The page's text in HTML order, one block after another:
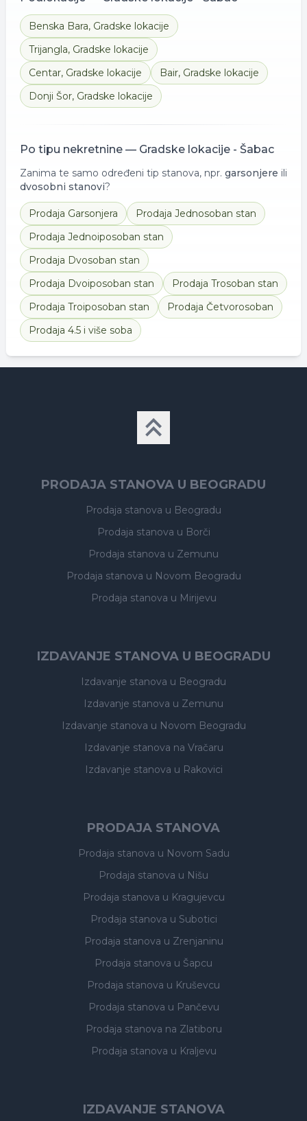
Benska Bara, Gradske lokacije
Trijangla, Gradske lokacije
Centar, Gradske lokacije Bair, Gradske lokacije
Donji Šor, Gradske lokacije
Po tipu nekretnine — Gradske lokacije - Šabac
Zanima te samo određeni tip stanova, npr. garsonjere ili
dvosobni stanovi?
Prodaja Garsonjera Prodaja Jednosoban stan
Prodaja Jednoiposoban stan
Prodaja Dvosoban stan
Prodaja Dvoiposoban stan Prodaja Trosoban stan
Prodaja Troiposoban stan Prodaja Četvorosoban
Prodaja 4.5 i više soba
PRODAJA STANOVA U BEOGRADU
Prodaja stanova u Beogradu
Prodaja stanova u Borči
Prodaja stanova u Zemunu
Prodaja stanova u Novom Beogradu
Prodaja stanova u Mirijevu
IZDAVANJE STANOVA U BEOGRADU
Izdavanje stanova u Beogradu
Izdavanje stanova u Zemunu
Izdavanje stanova u Novom Beogradu
Izdavanje stanova na Vračaru
Izdavanje stanova u Rakovici
PRODAJA STANOVA
Prodaja stanova u Novom Sadu
Prodaja stanova u Nišu
Prodaja stanova u Kragujevcu
Prodaja stanova u Subotici
Prodaja stanova u Zrenjaninu
Prodaja stanova u Šapcu
Prodaja stanova u Kruševcu
Prodaja stanova u Pančevu
Prodaja stanova na Zlatiboru
Prodaja stanova u Kraljevu
IZDAVANJE STANOVA